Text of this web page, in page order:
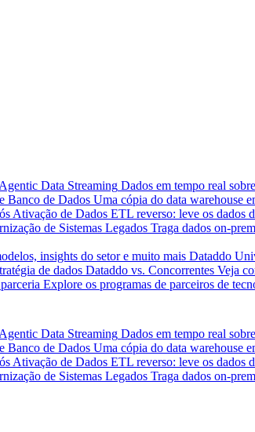
Agentic Data Streaming Dados em tempo real
Banco de Dados Uma cópia do data warehouse
Ativação de Dados ETL reverso: leve os dados
de Sistemas Legados Traga dados on-
insights do setor e muito mais Dataddo
de dados Dataddo vs. Concorrentes Veja
Explore os programas de parceiros de
Agentic Data Streaming Dados em tempo real
Banco de Dados Uma cópia do data warehouse
Ativação de Dados ETL reverso: leve os dados
de Sistemas Legados Traga dados on-